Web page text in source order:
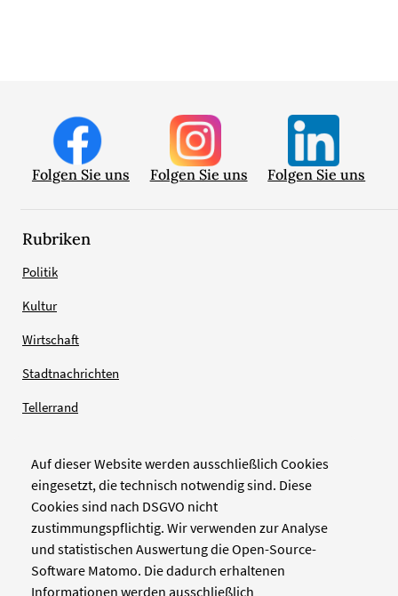
Auf dieser Website werden ausschließlich Cookies
eingesetzt, die technisch notwendig sind. Diese
Cookies sind nach DSGVO nicht
zustimmungspflichtig. Wir verwenden zur Analyse
und statistischen Auswertung die Open-Source-
Software Matomo. Die dadurch erhaltenen
Informationen werden ausschließlich
Folgen Sie uns Folgen Sie uns Folgen Sie uns
Rubriken
Politik
Kultur
Wirtschaft
Stadtnachrichten
Tellerrand
Verlag
Zellwerk GmbH & Co KG
Pinienstraße 2
40233 Düsseldorf
www.zellwerk.com